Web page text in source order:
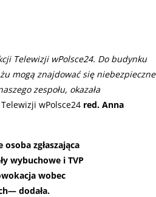
Telewizji wPolsce24. Do budynku
mogą znajdować się niebezpieczne
zespołu, okazała
wPolsce24 red. Anna
zgłaszająca
wybuchowe i TVP
wobec
dodała.